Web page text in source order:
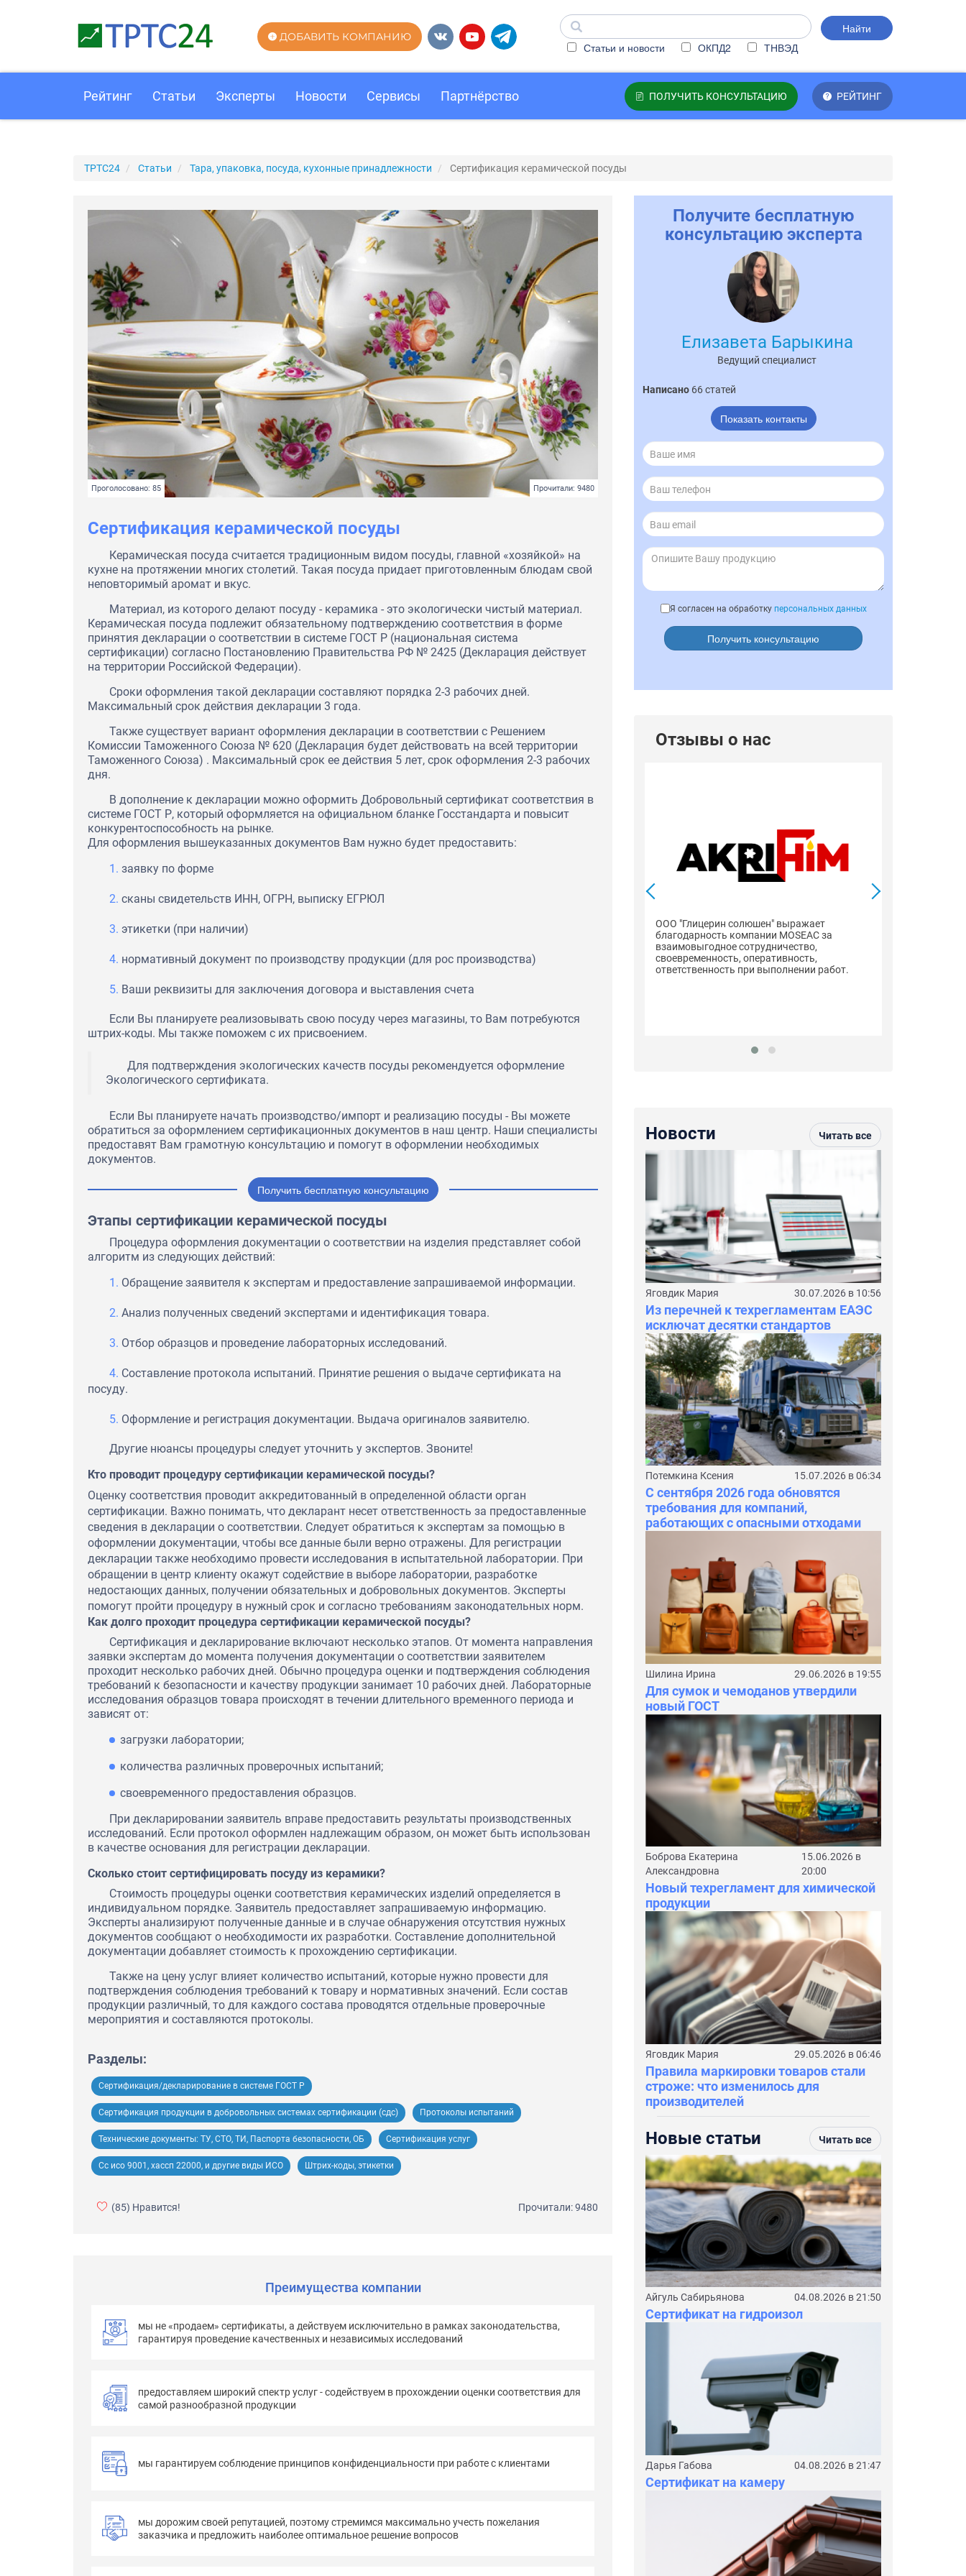
Найти
Статьи и новости
ОКПД2 ТНВЭД
ДОБАВИТЬ КОМПАНИЮ
ПОЛУЧИТЬ КОНСУЛЬТАЦИЮ РЕЙТИНГ
Рейтинг Статьи Эксперты Новости Сервисы Партнёрство
ТРТС24 Статьи Тара, упаковка, посуда, кухонные принадлежности Сертификация керамической посуды
Проголосовано: 85 Прочитали: 9480
Сертификация керамической посуды
Керамическая посуда считается традиционным видом посуды, главной «хозяйкой» на
кухне на протяжении многих столетий. Такая посуда придает приготовленным блюдам свой
неповторимый аромат и вкус.
Материал, из которого делают посуду - керамика - это экологически чистый материал.
Керамическая посуда подлежит обязательному подтверждению соответствия в форме
принятия декларации о соответствии в системе ГОСТ Р (национальная система
сертификации) согласно Постановлению Правительства РФ № 2425 (Декларация действует
на территории Российской Федерации).
Сроки оформления такой декларации составляют порядка 2-3 рабочих дней.
Максимальный срок действия декларации 3 года.
Также существует вариант оформления декларации в соответствии с Решением
Комиссии Таможенного Союза № 620 (Декларация будет действовать на всей территории
Таможенного Союза) . Максимальный срок ее действия 5 лет, срок оформления 2-3 рабочих
дня.
В дополнение к декларации можно оформить Добровольный сертификат соответствия в
системе ГОСТ Р, который оформляется на официальном бланке Госстандарта и повысит
конкурентоспособность на рынке.
Для оформления вышеуказанных документов Вам нужно будет предоставить:
заявку по форме
сканы свидетельств ИНН, ОГРН, выписку ЕГРЮЛ
этикетки (при наличии)
нормативный документ по производству продукции (для рос производства)
Ваши реквизиты для заключения договора и выставления счета
Если Вы планируете реализовывать свою посуду через магазины, то Вам потребуются
штрих-коды. Мы также поможем с их присвоением.
Для подтверждения экологических качеств посуды рекомендуется оформление
Экологического сертификата.
Если Вы планируете начать производство/импорт и реализацию посуды - Вы можете
обратиться за оформлением сертификационных документов в наш центр. Наши специалисты
предоставят Вам грамотную консультацию и помогут в оформлении необходимых
документов.
Получить бесплатную консультацию
Этапы сертификации керамической посуды
Процедура оформления документации о соответствии на изделия представляет собой
алгоритм из следующих действий:
Обращение заявителя к экспертам и предоставление запрашиваемой информации.
Анализ полученных сведений экспертами и идентификация товара.
Отбор образцов и проведение лабораторных исследований.
Составление протокола испытаний. Принятие решения о выдаче сертификата на
посуду.
Оформление и регистрация документации. Выдача оригиналов заявителю.
Другие нюансы процедуры следует уточнить у экспертов. Звоните!
Кто проводит процедуру сертификации керамической посуды?
Оценку соответствия проводит аккредитованный в определенной области орган
сертификации. Важно понимать, что декларант несет ответственность за предоставленные
сведения в декларации о соответствии. Следует обратиться к экспертам за помощью в
оформлении документации, чтобы все данные были верно отражены. Для регистрации
декларации также необходимо провести исследования в испытательной лаборатории. При
обращении в центр клиенту окажут содействие в выборе лаборатории, разработке
недостающих данных, получении обязательных и добровольных документов. Эксперты
помогут пройти процедуру в нужный срок и согласно требованиям законодательных норм.
Как долго проходит процедура сертификации керамической посуды?
Сертификация и декларирование включают несколько этапов. От момента направления
заявки экспертам до момента получения документации о соответствии заявителем
проходит несколько рабочих дней. Обычно процедура оценки и подтверждения соблюдения
требований к безопасности и качеству продукции занимает 10 рабочих дней. Лабораторные
исследования образцов товара происходят в течении длительного временного периода и
зависят от:
загрузки лаборатории;
количества различных проверочных испытаний;
своевременного предоставления образцов.
При декларировании заявитель вправе предоставить результаты производственных
исследований. Если протокол оформлен надлежащим образом, он может быть использован
в качестве основания для регистрации декларации.
Сколько стоит сертифицировать посуду из керамики?
Стоимость процедуры оценки соответствия керамических изделий определяется в
индивидуальном порядке. Заявитель предоставляет запрашиваемую информацию.
Эксперты анализируют полученные данные и в случае обнаружения отсутствия нужных
документов сообщают о необходимости их разработки. Составление дополнительной
документации добавляет стоимость к прохождению сертификации.
Также на цену услуг влияет количество испытаний, которые нужно провести для
подтверждения соблюдения требований к товару и нормативных значений. Если состав
продукции различный, то для каждого состава проводятся отдельные проверочные
мероприятия и составляются протоколы.
Разделы:
Сертификация/декларирование в системе ГОСТ Р
Сертификация продукции в добровольных системах сертификации (сдс) Протоколы испытаний
Технические документы: ТУ, СТО, ТИ, Паспорта безопасности, ОБ Сертификация услуг
Сс исо 9001, хассп 22000, и другие виды ИСО Штрих-коды, этикетки
(85) Нравится! Прочитали: 9480
Преимущества компании
мы не «продаем» сертификаты, а действуем исключительно в рамках законодательства,
гарантируя проведение качественных и независимых исследований
предоставляем широкий спектр услуг - содействуем в прохождении оценки соответствия для
самой разнообразной продукции
мы гарантируем соблюдение принципов конфиденциальности при работе с клиентами
мы дорожим своей репутацией, поэтому стремимся максимально учесть пожелания
заказчика и предложить наиболее оптимальное решение вопросов
Получите бесплатную
консультацию эксперта
Елизавета Барыкина
Ведущий специалист
Написано 66 статей
Показать контакты
Я согласен на обработку персональных данных
Получить консультацию
Отзывы о нас
ООО "Глицерин солюшен" выражает
благодарность компании MOSEAC за
своевременность, оперативность,
Компания ООО «ОФА» рекомендует центр по
обладающего высокой деловой репутацией,
ООО "Глицерин солюшен" выражает
благодарность компании MOSEAC за
взаимовыгодное сотрудничество,
своевременность, оперативность,
ответственность при выполнении работ.
Новости Читать все
Яговдик Мария 30.07.2026 в 10:56
Из перечней к техрегламентам ЕАЭС
исключат десятки стандартов
Потемкина Ксения 15.07.2026 в 06:34
С сентября 2026 года обновятся
требования для компаний,
работающих с опасными отходами
Шилина Ирина 29.06.2026 в 19:55
Для сумок и чемоданов утвердили
новый ГОСТ
Боброва Екатерина
Александровна
15.06.2026 в
20:00
Новый техрегламент для химической
продукции
Яговдик Мария 29.05.2026 в 06:46
Правила маркировки товаров стали
строже: что изменилось для
производителей
Новые статьи Читать все
Айгуль Сабирьянова 04.08.2026 в 21:50
Сертификат на гидроизол
Дарья Габова 04.08.2026 в 21:47
Сертификат на камеру